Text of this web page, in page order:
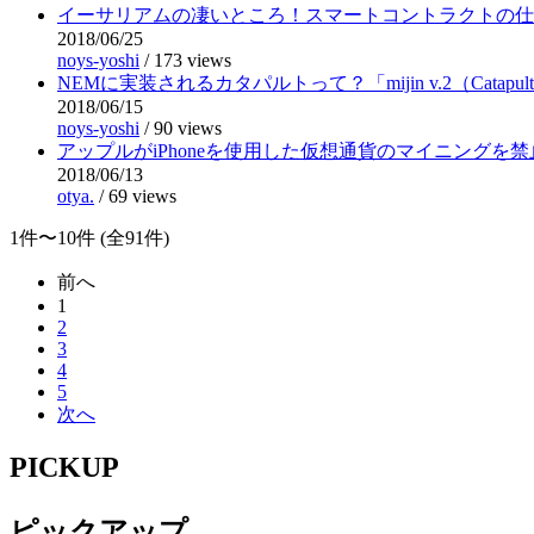
イーサリアムの凄いところ！スマートコントラクトの
2018/06/25
noys-yoshi / 173 views
NEMに実装されるカタパルトって？「mijin v.2（
2018/06/15
noys-yoshi /90 views
アップルがiPhoneを使用した仮想通貨のマイニングを禁
2018/06/13
otya. /69 views
1件〜10件 (全91件)
前へ
1
2
3
4
5
次へ
PICKUP